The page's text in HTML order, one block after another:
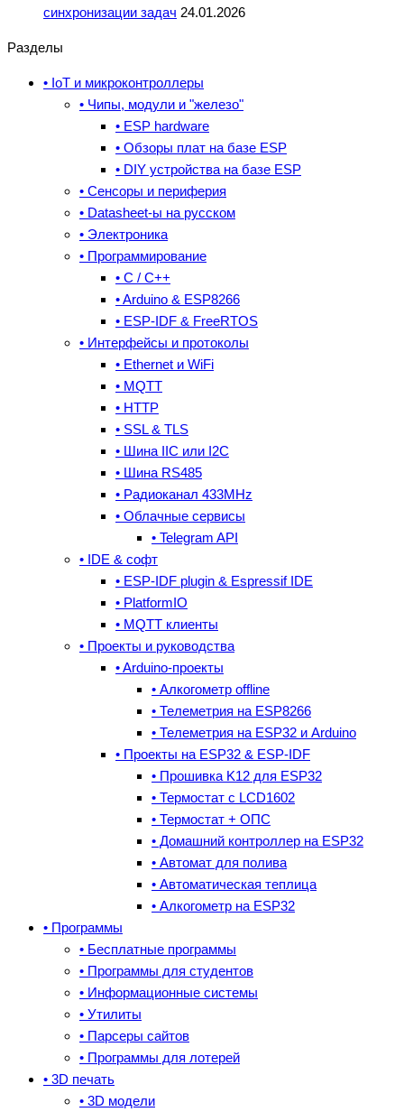
синхронизации задач 24.01.2026
Разделы
• IoT и микроконтроллеры
• Чипы, модули и "железо"
• ESP hardware
• Обзоры плат на базе ESP
• DIY устройства на базе ESP
• Сенсоры и периферия
• Datasheet-ы на русском
• Электроника
• Программирование
• C / C++
• Arduino & ESP8266
• ESP-IDF & FreeRTOS
• Интерфейсы и протоколы
• Ethernet и WiFi
• MQTT
• HTTP
• SSL & TLS
• Шина IIC или I2C
• Шина RS485
• Радиоканал 433MHz
• Облачные сервисы
• Telegram API
• IDE & cофт
• ESP-IDF plugin & Espressif IDE
• PlatformIO
• MQTT клиенты
• Проекты и руководства
• Arduino-проекты
• Алкогометр offline
• Телеметрия на ESP8266
• Телеметрия на ESP32 и Arduino
• Проекты на ESP32 & ESP-IDF
• Прошивка K12 для ESP32
• Термостат с LCD1602
• Термостат + ОПС
• Домашний контроллер на ESP32
• Автомат для полива
• Автоматическая теплица
• Алкогометр на ESP32
• Программы
• Бесплатные программы
• Программы для студентов
• Информационные системы
• Утилиты
• Парсеры сайтов
• Программы для лотерей
• 3D печать
• 3D модели